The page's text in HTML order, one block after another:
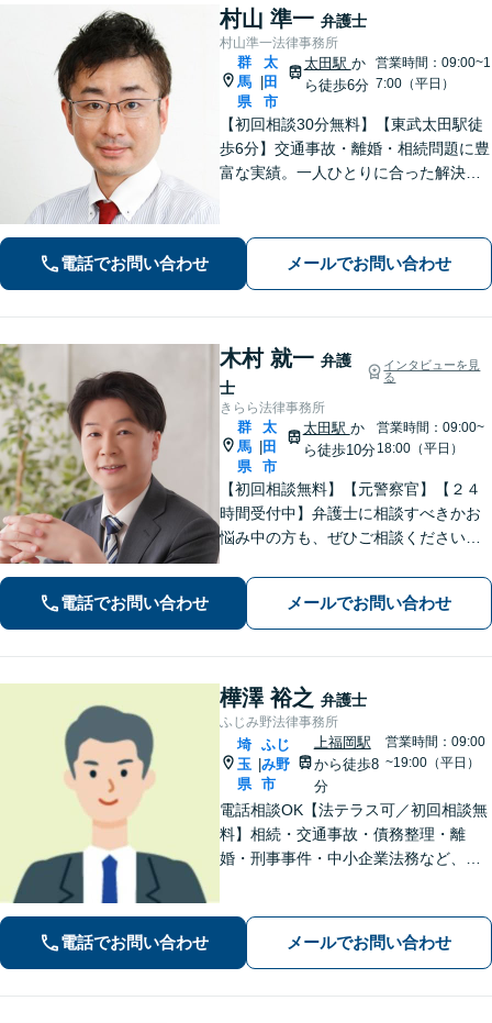
村山 準一 弁護士
村山準一法律事務所
群
馬
県
太
田
市
太田駅 か
ら徒歩6分
営業時間：09:00~1
7:00（平日）
【初回相談30分無料】【東武太田駅徒
歩6分】交通事故・離婚・相続問題に豊
富な実績。一人ひとりに合った解決方
もご相談ください。
電話でお問い合わせ メールでお問い合わせ
木村 就一 弁護
士
インタビューを見
る
きらら法律事務所
群
馬
県
太
田
市
太田駅 か
ら徒歩10分
営業時間：09:00~
18:00（平日）
【初回相談無料】【元警察官】【２４
時間受付中】弁護士に相談すべきかお
悩み中の方も、ぜひご相談ください
法務など】ご相談者さまに寄り添い、
きめ細やかな対応で、スピーディーに
最良の解決を目指します【土日・夜間
相談可能】。
電話でお問い合わせ メールでお問い合わせ
樺澤 裕之 弁護士
ふじみ野法律事務所
埼
玉
県
ふじ
み野
市
上福岡駅
から徒歩8
分
営業時間：09:00
~19:00（平日）
電話相談OK【法テラス可／初回相談無
料】相続・交通事故・債務整理・離
婚・刑事事件・中小企業法務など、お
へと導きます【休日夜間対応】【上福
岡駅8分】【駐車場あり】
電話でお問い合わせ メールでお問い合わせ